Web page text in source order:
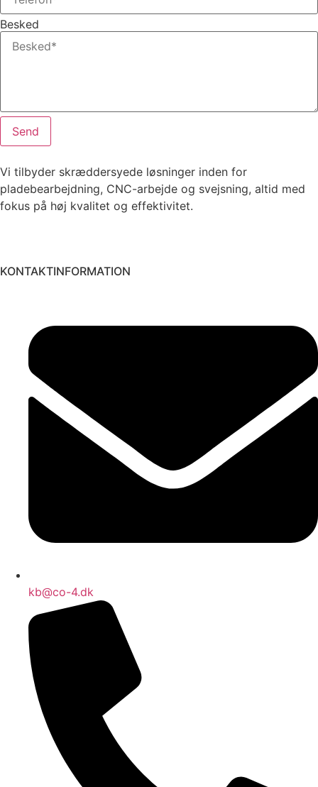
Besked
Send
Vi tilbyder skræddersyede løsninger inden for
pladebearbejdning, CNC-arbejde og svejsning, altid med
fokus på høj kvalitet og effektivitet.
KONTAKTINFORMATION
kb@co-4.dk